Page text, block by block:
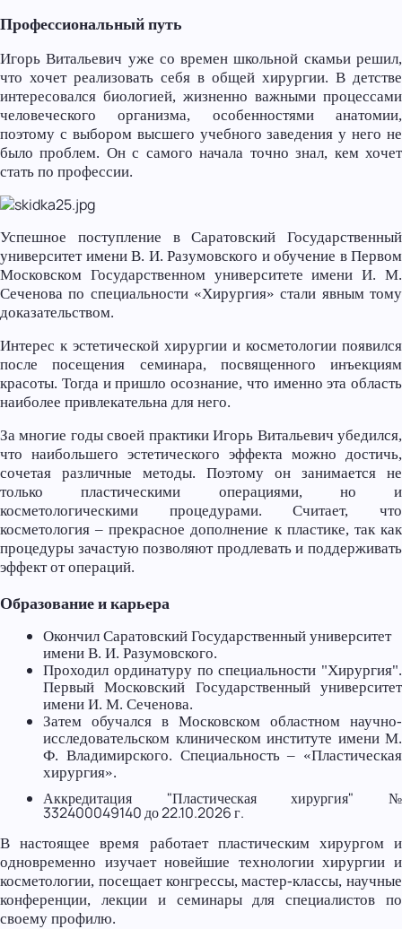
Профессиональный путь
Игорь Витальевич уже со времен школьной скамьи решил,
что хочет реализовать себя в общей хирургии. В детстве
интересовался биологией, жизненно важными процессами
человеческого организма, особенностями анатомии,
поэтому с выбором высшего учебного заведения у него не
было проблем. Он с самого начала точно знал, кем хочет
стать по профессии.
Успешное поступление в Саратовский Государственный
университет имени В. И. Разумовского и обучение в Первом
Московском Государственном университете имени И. М.
Сеченова по специальности «Хирургия» стали явным тому
доказательством.
Интерес к эстетической хирургии и косметологии появился
после посещения семинара, посвященного инъекциям
красоты. Тогда и пришло осознание, что именно эта область
наиболее привлекательна для него.
За многие годы своей практики Игорь Витальевич убедился,
что наибольшего эстетического эффекта можно достичь,
сочетая различные методы. Поэтому он занимается не
только пластическими операциями, но и
косметологическими процедурами. Считает, что
косметология – прекрасное дополнение к пластике, так как
процедуры зачастую позволяют продлевать и поддерживать
эффект от операций.
Образование и карьера
Окончил Саратовский Государственный университет
имени В. И. Разумовского.
Проходил ординатуру по специальности "Хирургия".
Первый Московский Государственный университет
имени И. М. Сеченова.
Затем обучался в Московском областном научно-
исследовательском клиническом институте имени М.
Ф. Владимирского. Специальность – «Пластическая
хирургия».
Аккредитация "Пластическая хирургия" №
332400049140 до 22.10.2026 г.
В настоящее время работает пластическим хирургом и
одновременно изучает новейшие технологии хирургии и
косметологии, посещает конгрессы, мастер-классы, научные
конференции, лекции и семинары для специалистов по
своему профилю.